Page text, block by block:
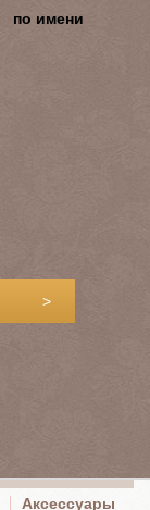
по имени
>
Аксессуары